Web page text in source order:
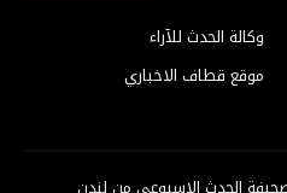
وكالة الحدث للآراء
موقع قطاف الاخباري